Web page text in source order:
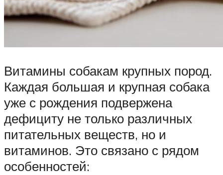
Витамины собакам крупных пород.
Каждая большая и крупная собака
уже с рождения подвержена
дефициту не только различных
питательных веществ, но и
витаминов. Это связано с рядом
особенностей: